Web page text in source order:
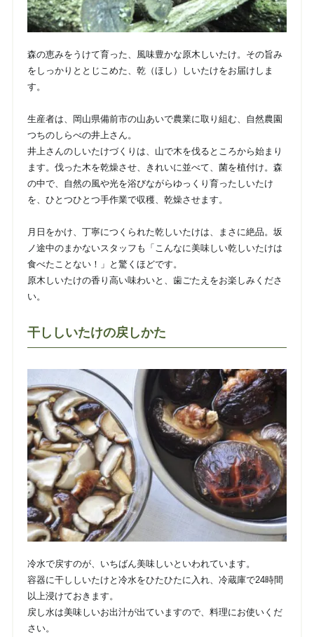
森の恵みをうけて育った、風味豊かな原木しいたけ。その旨み
をしっかりととじこめた、乾（ほし）しいたけをお届けしま
す。
生産者は、岡山県備前市の山あいで農業に取り組む、自然農園
つちのしらべの井上さん。
井上さんのしいたけづくりは、山で木を伐るところから始まり
ます。伐った木を乾燥させ、きれいに並べて、菌を植付け。森
の中で、自然の風や光を浴びながらゆっくり育ったしいたけ
を、ひとつひとつ手作業で収穫、乾燥させます。
月日をかけ、丁寧につくられた乾しいたけは、まさに絶品。坂
ノ途中のまかないスタッフも「こんなに美味しい乾しいたけは
食べたことない！」と驚くほどです。
原木しいたけの香り高い味わいと、歯ごたえをお楽しみくださ
い。
干ししいたけの戻しかた
冷水で戻すのが、いちばん美味しいといわれています。
容器に干ししいたけと冷水をひたひたに入れ、冷蔵庫で24時間
以上浸けておきます。
戻し水は美味しいお出汁が出ていますので、料理にお使いくだ
さい。